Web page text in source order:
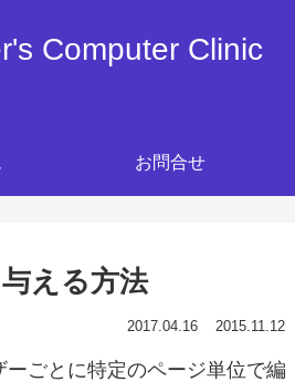
Computer Clinic
お問合せ
える方法
2017.04.16 2015.11.12
ごとに特定のページ単位で編